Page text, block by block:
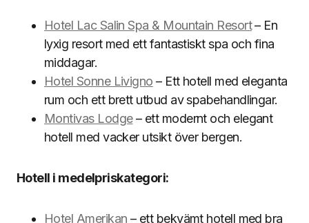
Hotel Lac Salin Spa & Mountain Resort– En
lyxig resort med ett fantastiskt spa och fina
middagar.
Hotel Sonne Livigno – Ett hotell med eleganta
rum och ett brett utbud av spabehandlingar.
Montivas Lodge– ett modernt och elegant
hotell med vacker utsikt över bergen.
Hotell i medelpriskategori:
Hotel Amerikan – ett bekvämt hotell med bra